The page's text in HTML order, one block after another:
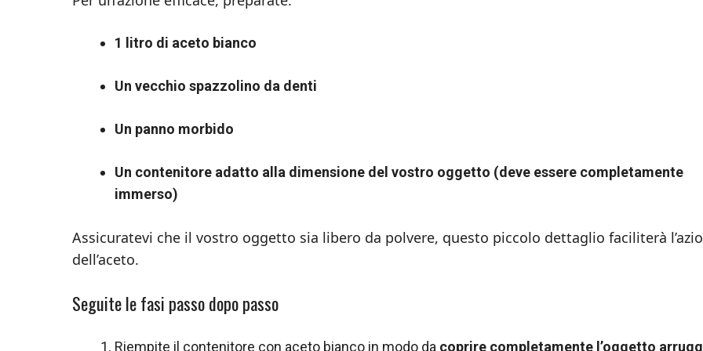
1 litro di aceto bianco
Un vecchio spazzolino da denti
Un panno morbido
Un contenitore adatto alla dimensione del vostro oggetto (deve essere completamente
immerso)
Assicuratevi che il vostro oggetto sia libero da polvere, questo piccolo dettaglio faciliterà
dell’aceto.
Seguite le fasi passo dopo passo
Riempite il contenitore con aceto bianco in modo da coprire completamente l’oggetto